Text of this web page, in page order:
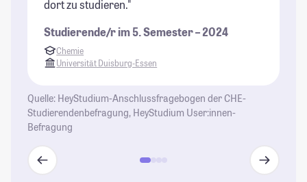
dort zu studieren."
Studierende/r im 5. Semester – 2024
Chemie
Universität Duisburg-Essen
Quelle: HeyStudium-Anschlussfragebogen der CHE-
Studierendenbefragung, HeyStudium User:innen-
Befragung